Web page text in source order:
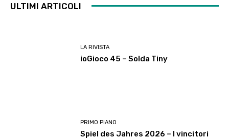
ULTIMI ARTICOLI
LA RIVISTA
ioGioco 45 – Solda Tiny
PRIMO PIANO
Spiel des Jahres 2026 – I vincitori